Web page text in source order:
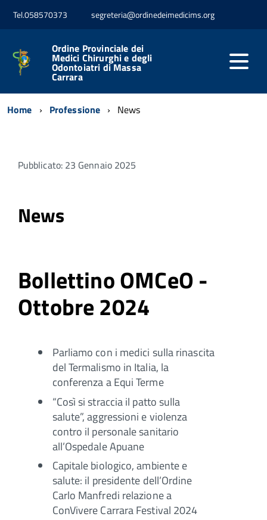
Tel.058570373 segreteria@ordinedeimedicims.org
Ordine Provinciale dei
Medici Chirurghi e degli
Odontoiatri di Massa
Carrara
Home Professione News
Pubblicato: 23 Gennaio 2025
News
Bollettino OMCeO -
Ottobre 2024
Parliamo con i medici sulla rinascita
del Termalismo in Italia, la
conferenza a Equi Terme
“Così si straccia il patto sulla
salute”, aggressioni e violenza
contro il personale sanitario
all’Ospedale Apuane
Capitale biologico, ambiente e
salute: il presidente dell’Ordine
Carlo Manfredi relazione a
ConVivere Carrara Festival 2024